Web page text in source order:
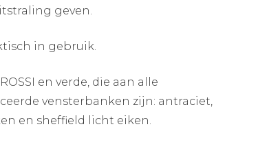
geven.
in gebruik.
en verde, die aan alle
vensterbanken zijn: antraciet,
en sheffield licht eiken.